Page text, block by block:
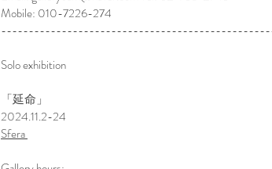
Mobile: 010-7226-274
Solo exhibition
「延命」
2024.11.2-24
Sfera